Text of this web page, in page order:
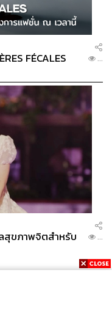
ประเทศ กอง
STANDARD
FÉCALES ...
สุขภาพจิตสำหรับ
...